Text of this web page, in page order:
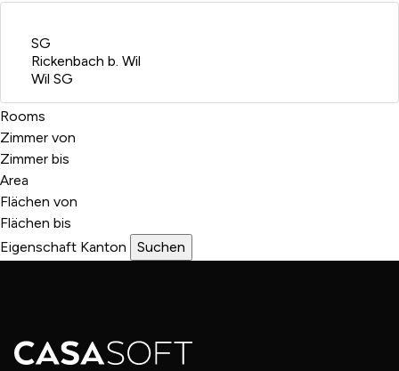
Rooms
Zimmer von
Zimmer bis
Area
Flächen von
Flächen bis
Eigenschaft Kanton